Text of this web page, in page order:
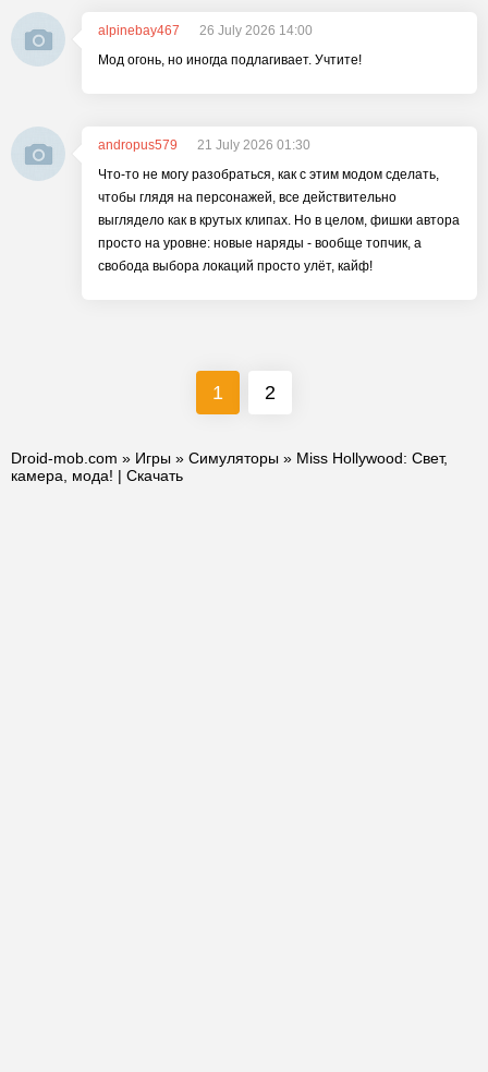
alpinebay467
26 July 2026 14:00
Мод огонь, но иногда подлагивает. Учтите!
andropus579
21 July 2026 01:30
Что-то не могу разобраться, как с этим модом сделать,
чтобы глядя на персонажей, все действительно
выглядело как в крутых клипах. Но в целом, фишки автора
просто на уровне: новые наряды - вообще топчик, а
свобода выбора локаций просто улёт, кайф!
1 2
Droid-mob.com » Игры » Симуляторы » Miss Hollywood: Свет,
камера, мода! | Скачать